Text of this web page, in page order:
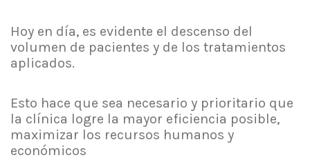
Hoy en día, es evidente el descenso del
volumen de pacientes y de los tratamientos
aplicados.
Esto hace que sea necesario y prioritario que
la clínica logre la mayor eficiencia posible,
maximizar los recursos humanos y
económicos